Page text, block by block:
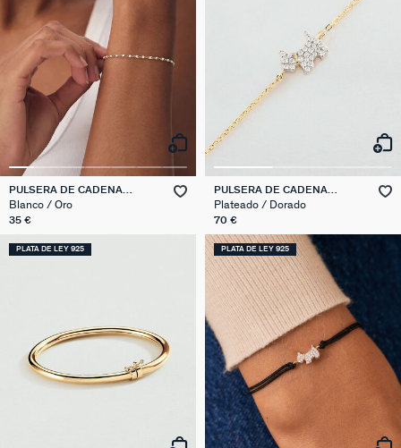
PULSERA DE CADENA
SMARTY
Blanco / Oro
35 €
PULSERA DE CADENA
MASCOTTE
Plateado / Dorado
70 €
PLATA DE LEY 925 PLATA DE LEY 925